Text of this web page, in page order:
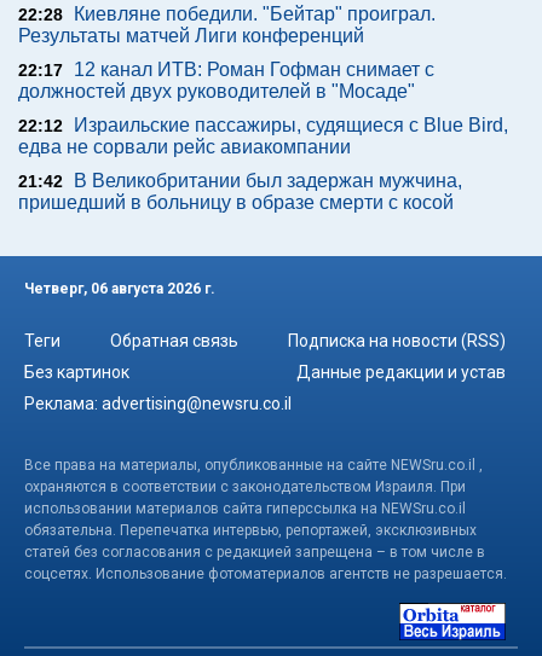
22:28
Киевляне победили. "Бейтар" проиграл.
Результаты матчей Лиги конференций
22:17
12 канал ИТВ: Роман Гофман снимает с
должностей двух руководителей в "Мосаде"
22:12
Израильские пассажиры, судящиеся с Blue Bird,
едва не сорвали рейс авиакомпании
21:42
В Великобритании был задержан мужчина,
пришедший в больницу в образе смерти с косой
Четверг, 06 августа 2026 г.
Теги Обратная связь
Подписка на новости (RSS)
Без картинок
Данные редакции и устав
Реклама: advertising@newsru.co.il
Все права на материалы, опубликованные на сайте NEWSru.co.il ,
охраняются в соответствии с законодательством Израиля. При
использовании материалов сайта гиперссылка на NEWSru.co.il
обязательна. Перепечатка интервью, репортажей, эксклюзивных
статей без согласования с редакцией запрещена – в том числе в
соцсетях. Использование фотоматериалов агентств не разрешается.